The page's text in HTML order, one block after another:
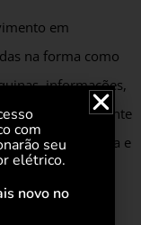
em
na forma como
informações,
IoT emergente
da indústria e
primas à
de bens
com
seu
elétrico.
novo no